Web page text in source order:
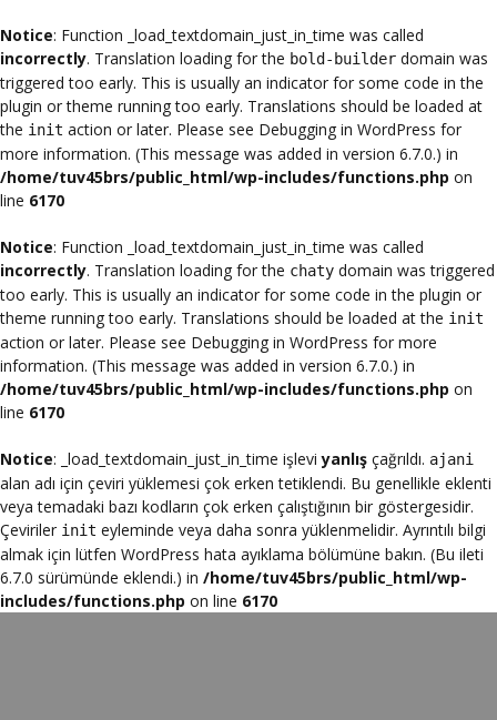
Notice: Function _load_textdomain_just_in_time was called
incorrectly. Translation loading for the bold-builder domain was
triggered too early. This is usually an indicator for some code in the
plugin or theme running too early. Translations should be loaded at
the init action or later. Please see Debugging in WordPress for
more information. (This message was added in version 6.7.0.) in
/home/tuv45brs/public_html/wp-includes/functions.php on
line 6170
Notice: Function _load_textdomain_just_in_time was called
incorrectly. Translation loading for the chaty domain was triggered
too early. This is usually an indicator for some code in the plugin or
theme running too early. Translations should be loaded at the init
action or later. Please see Debugging in WordPress for more
information. (This message was added in version 6.7.0.) in
/home/tuv45brs/public_html/wp-includes/functions.php on
line 6170
Notice: _load_textdomain_just_in_time işleviyanlış çağrıldı. ajani
alan adı için çeviri yüklemesi çok erken tetiklendi. Bu genellikle eklenti
veya temadaki bazı kodların çok erken çalıştığının bir göstergesidir.
Çeviriler init eyleminde veya daha sonra yüklenmelidir. Ayrıntılı bilgi
almak için lütfen WordPress hata ayıklama bölümüne bakın. (Bu ileti
6.7.0 sürümünde eklendi.) in /home/tuv45brs/public_html/wp-
includes/functions.php on line 6170